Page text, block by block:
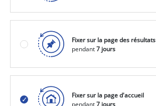
Fixer sur la page des résultats
pendant7 jours
Fixer sur la page d'accueil
pendant7 jours